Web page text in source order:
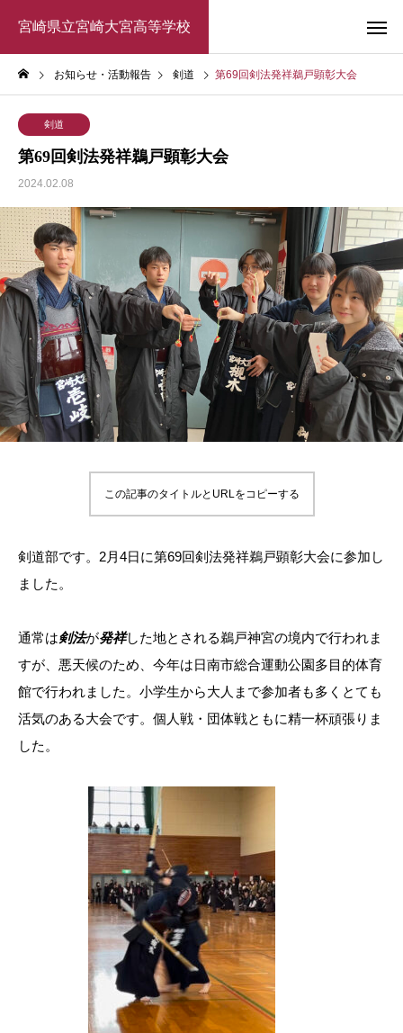
宮崎県立宮崎大宮高等学校
お知らせ・活動報告 剣道 第69回剣法発祥鵜戸顕彰大会
剣道
第69回剣法発祥鵜戸顕彰大会
2024.02.08
この記事のタイトルとURLをコピーする
剣道部です。2月4日に第69回剣法発祥鵜戸顕彰大会に参加し
ました。
通常は剣法が発祥した地とされる鵜戸神宮の境内で行われま
すが、悪天候のため、今年は日南市総合運動公園多目的体育
館で行われました。小学生から大人まで参加者も多くとても
活気のある大会です。個人戦・団体戦ともに精一杯頑張りま
した。